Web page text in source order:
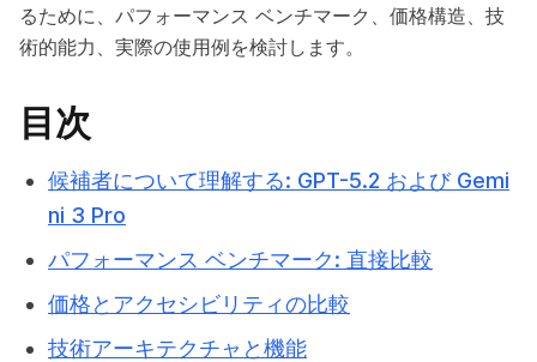
るために、パフォーマンス ベンチマーク、価格構造、技
術的能力、実際の使用例を検討します。
目次
候補者について理解する: GPT-5.2 および Gemi
ni 3 Pro
パフォーマンス ベンチマーク: 直接比較
価格とアクセシビリティの比較
技術アーキテクチャと機能